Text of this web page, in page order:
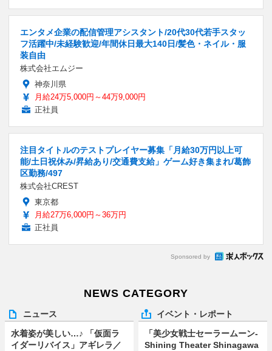
エンタメ企業の配信管理アシスタント/20代30代若手スタッ
フ活躍中/未経験歓迎/年間休日最大140日/髪色・ネイル・服
装自由
株式会社エムジー
神奈川県
月給24万5,000円～44万9,000円
正社員
注目タイトルのテストプレイヤー募集「月給30万円以上可
能/土日祝休み/昇給あり/交通費支給」ゲーム好き集まれ/葛飾
区勤務/497
株式会社CREST
東京都
月給27万6,000円～36万円
正社員
Sponsored by
NEWS CATEGORY
ニュース
水着姿が美しい…♪ 「仮面ラ
イダーリバイス」アギレラ／
イベント・レポート
「美少女戦士セーラームーン-
Shining Theater Shinagawa